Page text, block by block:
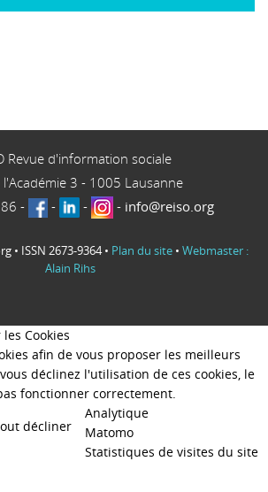
Revue d'information sociale
l'Académie 3 - 1005 Lausanne
- - - - info@reiso.org
• ISSN 2673-9364 • Plan du site • Webmaster :
Alain Rihs
Cookies
afin de vous proposer les meilleurs
déclinez l'utilisation de ces cookies, le
fonctionner correctement.
décliner
Analytique
Matomo
Statistiques de visites du site